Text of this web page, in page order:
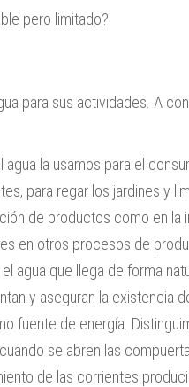
pero limitado?
para sus actividades. A
la usamos para el
para regar los jardines y
de productos como en la
en otros procesos de
agua que llega de forma
y aseguran la existencia
fuente de energía.
se abren las
de las corrientes